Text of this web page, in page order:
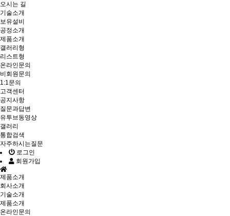
오시는 길
기술소개
보유설비
공정소개
제품소개
갤러리형
리스트형
온라인문의
비회원문의
1:1문의
고객센터
공지사항
질문과답변
유투브동영상
갤러리
통합검색
자주하시는질문
로그인
회원가입
제품소개
회사소개
기술소개
제품소개
온라인문의